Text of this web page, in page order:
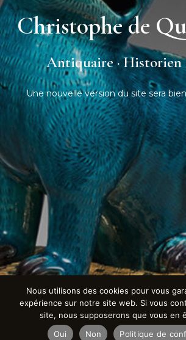
Christophe de
Antiquaire · Historien
Une nouvelle version du site sera
Nous utilisons des cookies pour vous
expérience sur notre site web. Si vous
site, nous supposerons que vous en
Oui
Non Politique de